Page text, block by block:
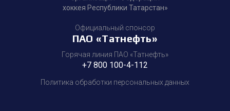
хоккея Республики Татарстан»
Официальный спонсор
ПАО «Татнефть»
Горячая линия ПАО «Татнефть»
+7 800 100-4-112
Политика обработки персональных данных